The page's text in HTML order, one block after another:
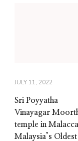
JULY 11, 2022
Sri Poyyatha
Vinayagar
temple in
Malaysia’s Oldest